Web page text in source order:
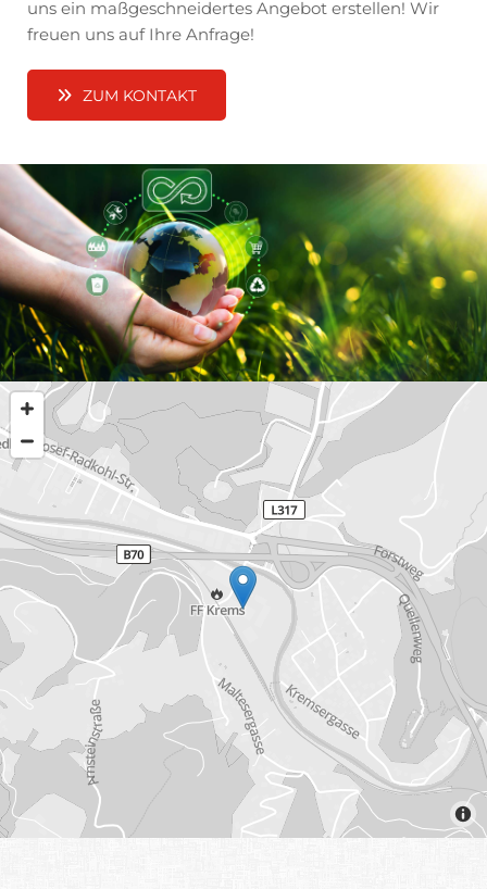
uns ein maßgeschneidertes Angebot erstellen! Wir
freuen uns auf Ihre Anfrage!
ZUM KONTAKT